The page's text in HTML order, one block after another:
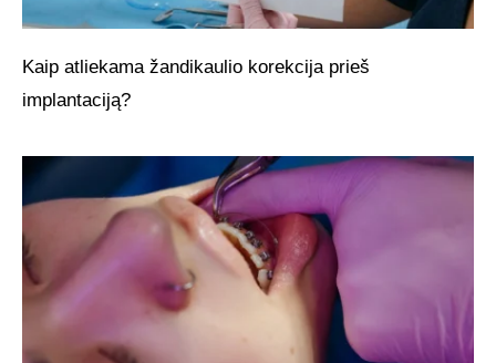
Kaip atliekama žandikaulio korekcija prieš
implantaciją?